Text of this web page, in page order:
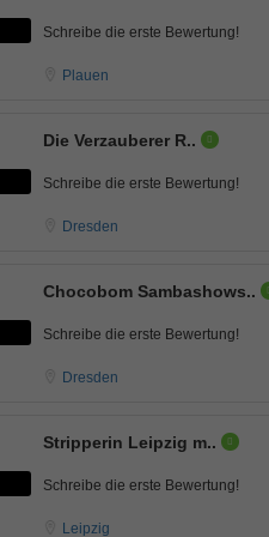
Schreibe die erste Bewertung!
Plauen
Die Verzauberer R..
Schreibe die erste Bewertung!
Dresden
Chocobom Sambashows..
Schreibe die erste Bewertung!
Dresden
Stripperin Leipzig m..
Schreibe die erste Bewertung!
Leipzig